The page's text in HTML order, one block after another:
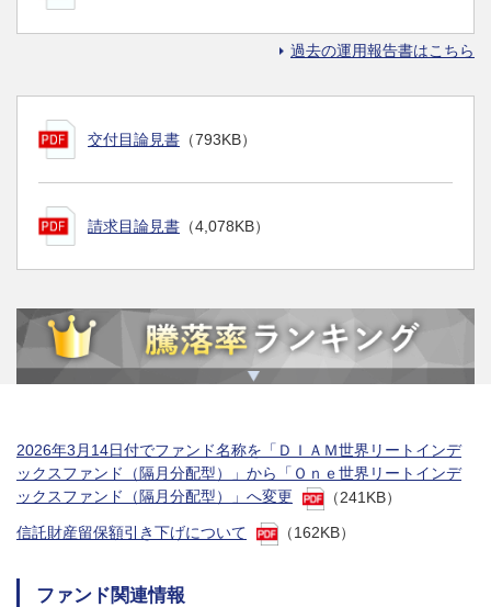
過去の運用報告書はこちら
交付目論見書 （793KB）
請求目論見書 （4,078KB）
2026年3月14日付でファンド名称を「ＤＩＡＭ世界リートインデ
ックスファンド（隔月分配型）」から「Ｏｎｅ世界リートインデ
ックスファンド（隔月分配型）」へ変更
（241KB）
信託財産留保額引き下げについて
（162KB）
ファンド関連情報